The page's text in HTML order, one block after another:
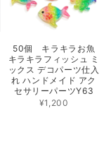
50個 キラキラお魚
キラキラフィッシュ ミ
ックス デコパーツ仕入
れ ハンドメイド アク
セサリーパーツY63
¥1,200